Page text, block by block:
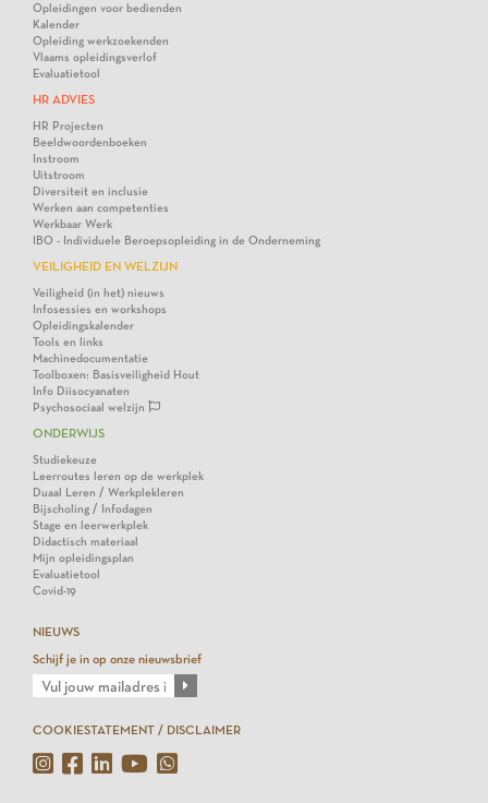
Opleidingen voor bedienden
Kalender
Opleiding werkzoekenden
Vlaams opleidingsverlof
Evaluatietool
HR ADVIES
HR Projecten
Beeldwoordenboeken
Instroom
Uitstroom
Diversiteit en inclusie
Werken aan competenties
Werkbaar Werk
IBO - Individuele Beroepsopleiding in de Onderneming
VEILIGHEID EN WELZIJN
Veiligheid (in het) nieuws
Infosessies en workshops
Opleidingskalender
Tools en links
Machinedocumentatie
Toolboxen: Basisveiligheid Hout
Info Diisocyanaten
Psychosociaal welzijn
ONDERWIJS
Studiekeuze
Leerroutes leren op de werkplek
Duaal Leren / Werkplekleren
Bijscholing / Infodagen
Stage en leerwerkplek
Didactisch materiaal
Mijn opleidingsplan
Evaluatietool
Covid-19
NIEUWS
Schijf je in op onze nieuwsbrief
COOKIESTATEMENT / DISCLAIMER